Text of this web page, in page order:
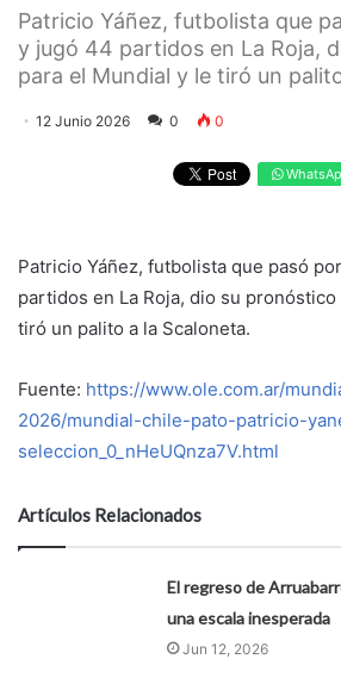
Patricio Yáñez, futbolista que
y jugó 44 partidos en La Roja,
para el Mundial y le tiró un
12 Junio 2026 0 0
Patricio Yáñez, futbolista que pasó
partidos en La Roja, dio su
tiró un palito a la Scaloneta.
Fuente: https://www.ole.com.ar/
2026/mundial-chile-pato-patricio-
seleccion_0_nHeUQnza7V.html
Artículos Relacionados
El regreso de
una escala inesperada
Jun 12, 2026